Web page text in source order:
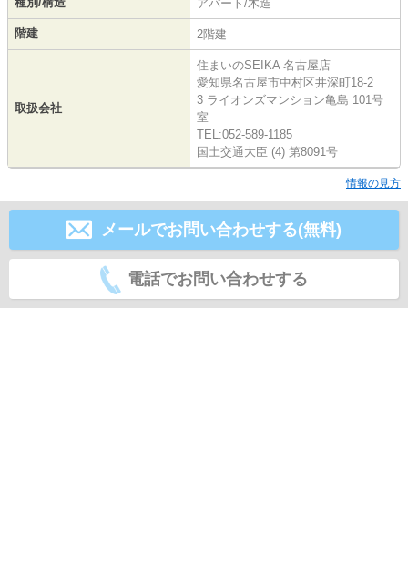
アパート/木造
階建 2階建
取扱会社
住まいのSEIKA 名古屋店
愛知県名古屋市中村区井深町18-2
3 ライオンズマンション亀島 101号
室
TEL:052-589-1185
国土交通大臣 (4) 第8091号
情報の見方
メールでお問い合わせする(無料)
電話でお問い合わせする